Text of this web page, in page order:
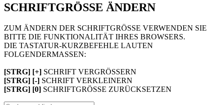
SCHRIFTGRÖSSE ÄNDERN
ZUM ÄNDERN DER SCHRIFTGRÖSSE VERWENDEN SIE
BITTE DIE FUNKTIONALITÄT IHRES BROWSERS.
DIE TASTATUR-KURZBEFEHLE LAUTEN
FOLGENDERMASSEN:
[STRG] [+] SCHRIFT VERGRÖSSERN
[STRG] [-] SCHRIFT VERKLEINERN
[STRG] [0] SCHRIFTGRÖSSE ZURÜCKSETZEN